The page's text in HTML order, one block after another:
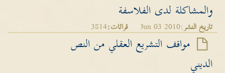
والمشاكلة لدى الفلاسفة
تاريخ النشر:Jun 03 2010 قرائات:3814
مواقف التشريع العقلي من النص
الديني